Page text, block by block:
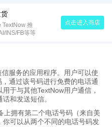
TextNow 推
INS/FB等等
点击进入商店
服务的应用程序。用户可以使
通过该号码进行免费的电话通
于与其他TextNow用户通信，
和发送短信。
上拥有第二个电话号码（来自美
可以从两个不同的电话号码发